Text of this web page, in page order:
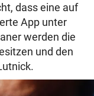
dass eine auf
App unter
werden die
und den